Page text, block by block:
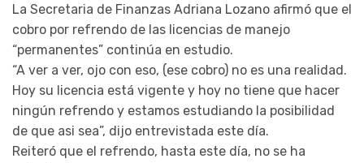
La Secretaria de Finanzas Adriana Lozano afirmó que el
cobro por refrendo de las licencias de manejo
“permanentes” continúa en estudio.
“A ver a ver, ojo con eso, (ese cobro) no es una realidad.
Hoy su licencia está vigente y hoy no tiene que hacer
ningún refrendo y estamos estudiando la posibilidad
de que asi sea”, dijo entrevistada este día.
Reiteró que el refrendo, hasta este día, no se ha